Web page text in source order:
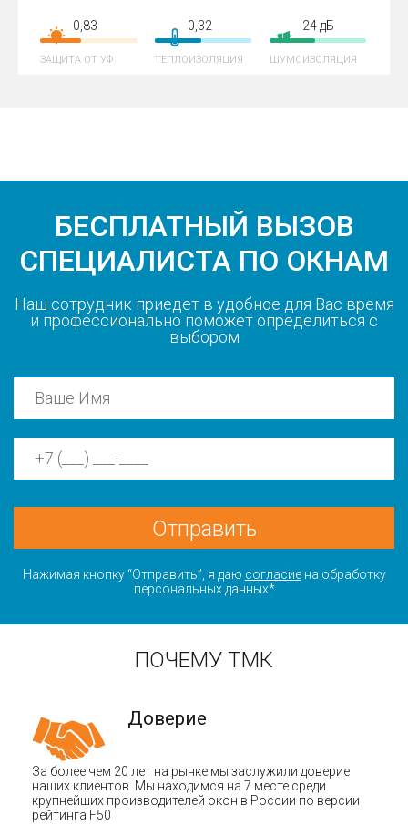
0,83
ЗАЩИТА ОТ УФ
0,32
ТЕПЛОИЗОЛЯЦИЯ
24 дБ
ШУМОИЗОЛЯЦИЯ
БЕСПЛАТНЫЙ ВЫЗОВ
СПЕЦИАЛИСТА ПО ОКНАМ
Наш сотрудник приедет в удобное для Вас время
и профессионально поможет определиться с
выбором
Отправить
Нажимая кнопку “Отправить”, я даю согласиена обработку
персональных данных*
ПОЧЕМУ ТМК
Доверие
За более чем 20 лет на рынке мы заслужили доверие
наших клиентов. Мы находимся на 7 месте среди
крупнейших производителей окон в России по версии
рейтинга F50